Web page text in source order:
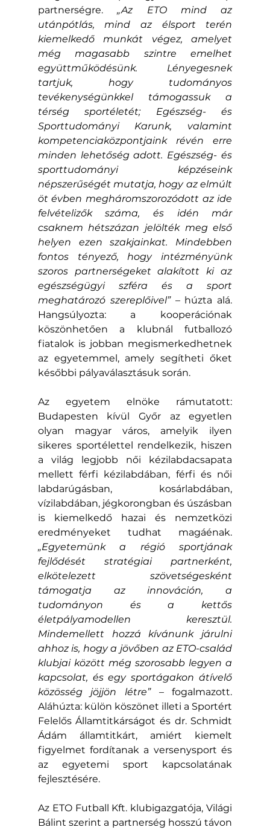
partnerségre. „Az ETO mind az
utánpótlás, mind az élsport terén
kiemelkedő munkát végez, amelyet
még magasabb szintre emelhet
együttműködésünk. Lényegesnek
tartjuk, hogy tudományos
tevékenységünkkel támogassuk a
térség sportéletét; Egészség- és
Sporttudományi Karunk, valamint
kompetenciaközpontjaink révén erre
minden lehetőség adott. Egészség- és
sporttudományi képzéseink
népszerűségét mutatja, hogy az elmúlt
öt évben megháromszorozódott az ide
felvételizők száma, és idén már
csaknem hétszázan jelölték meg első
helyen ezen szakjainkat. Mindebben
fontos tényező, hogy intézményünk
szoros partnerségeket alakított ki az
egészségügyi szféra és a sport
meghatározó szereplőivel” – húzta alá.
Hangsúlyozta: a kooperációnak
köszönhetően a klubnál futballozó
fiatalok is jobban megismerkedhetnek
az egyetemmel, amely segítheti őket
későbbi pályaválasztásuk során.
Az egyetem elnöke rámutatott:
Budapesten kívül Győr az egyetlen
olyan magyar város, amelyik ilyen
sikeres sportélettel rendelkezik, hiszen
a világ legjobb női kézilabdacsapata
mellett férfi kézilabdában, férfi és női
labdarúgásban, kosárlabdában,
vízilabdában, jégkorongban és úszásban
is kiemelkedő hazai és nemzetközi
„Egyetemünk a régió sportjának
fejlődését stratégiai partnerként,
elkötelezett szövetségesként
támogatja az innováción, a
tudományon és a kettős
életpályamodellen keresztül.
Mindemellett hozzá kívánunk járulni
ahhoz is, hogy a jövőben az ETO-család
klubjai között még szorosabb legyen a
kapcsolat, és egy sportágakon átívelő
közösség jöjjön létre” – fogalmazott.
Aláhúzta: külön köszönet illeti a Sportért
Felelős Államtitkárságot és dr. Schmidt
Ádám államtitkárt, amiért kiemelt
figyelmet fordítanak a versenysport és
az egyetemi sport kapcsolatának
fejlesztésére.
Az ETO Futball Kft. klubigazgatója, Világi
Bálint szerint a partnerség hosszú távon